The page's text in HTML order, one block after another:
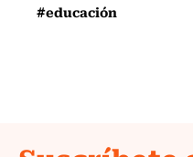
#educación